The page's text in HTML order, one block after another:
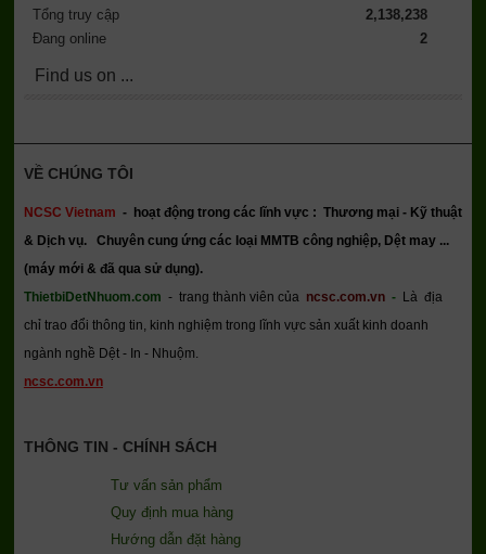
Tổng truy cập
2,138,238
Đang online
2
Find us on ...
VỀ CHÚNG TÔI
NCSC Vietnam - hoạt động trong các lĩnh vực : Thương mại - Kỹ thuật
& Dịch vụ. Chuyên cung ứng các loại MMTB công nghiệp, Dệt may ...
(máy mới & đã qua sử dụng).
ThietbiDetNhuom.com - trang thành viên của ncsc.com.vn- Là địa
chỉ trao đổi thông tin, kinh nghiệm trong lĩnh vực sản xuất kinh doanh
ngành nghề Dệt - In - Nhuộm.
ncsc.com.vn
THÔNG TIN - CHÍNH SÁCH
Tư vấn sản phẩm
Quy định mua hàng
Hướng dẫn đặt hàng